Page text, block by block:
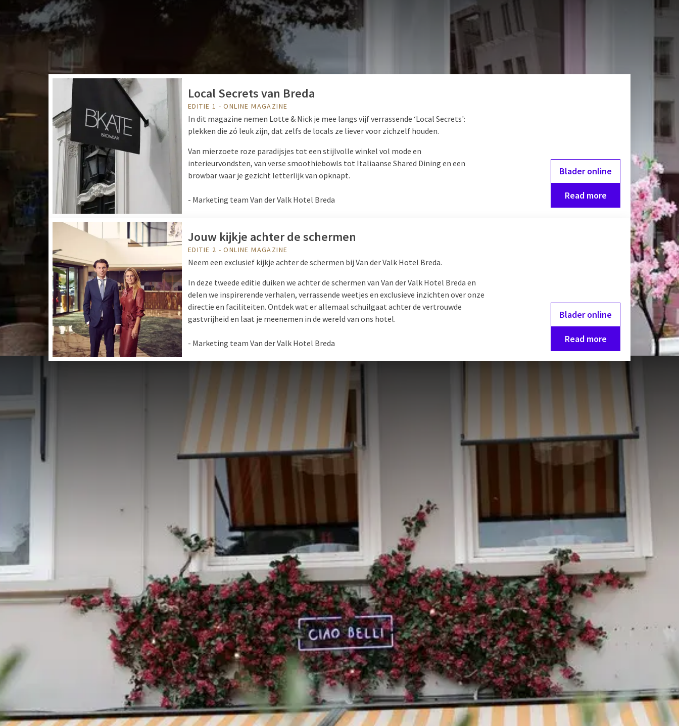
Local Secrets van Breda
EDITIE 1 - ONLINE MAGAZINE
In dit magazine nemen Lotte & Nick je mee langs vijf verrassende ‘Local Secrets':
plekken die zó leuk zijn, dat zelfs de locals ze liever voor zichzelf houden.
Van mierzoete roze paradijsjes tot een stijlvolle winkel vol mode en
interieurvondsten, van verse smoothiebowls tot Italiaanse Shared Dining en een
browbar waar je gezicht letterlijk van opknapt.
- Marketing team Van der Valk Hotel Breda
Blader online
Read more
Jouw kijkje achter de schermen
EDITIE 2 - ONLINE MAGAZINE
Neem een exclusief kijkje achter de schermen bij Van der Valk Hotel Breda.
In deze tweede editie duiken we achter de schermen van Van der Valk Hotel Breda en
delen we inspirerende verhalen, verrassende weetjes en exclusieve inzichten over onze
directie en faciliteiten. Ontdek wat er allemaal schuilgaat achter de vertrouwde
gastvrijheid en laat je meenemen in de wereld van ons hotel.
- Marketing team Van der Valk Hotel Breda
Blader online
Read more